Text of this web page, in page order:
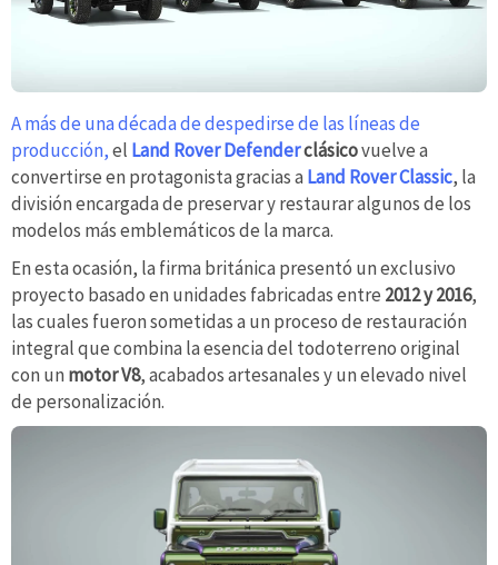
A más de una década de despedirse de las líneas de
producción,el Land Rover Defenderclásicovuelve a
convertirse en protagonista gracias a Land Rover Classic, la
división encargada de preservar y restaurar algunos de los
modelos más emblemáticos de la marca.
En esta ocasión, la firma británica presentó un exclusivo
proyecto basado en unidades fabricadas entre 2012 y 2016,
las cuales fueron sometidas a un proceso de restauración
integral que combina la esencia del todoterreno original
con un motor V8, acabados artesanales y un elevado nivel
de personalización.